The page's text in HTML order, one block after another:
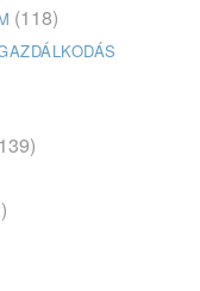
(118)